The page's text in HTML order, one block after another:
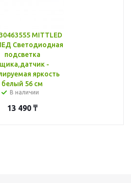
MITTLED
Светодиодная
подсветка
-
яркость
белый 56 см
В наличии
13 490₸